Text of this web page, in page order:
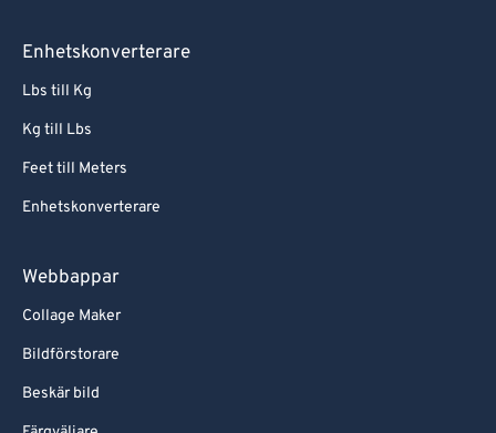
Enhetskonverterare
Lbs till Kg
Kg till Lbs
Feet till Meters
Enhetskonverterare
Webbappar
Collage Maker
Bildförstorare
Beskär bild